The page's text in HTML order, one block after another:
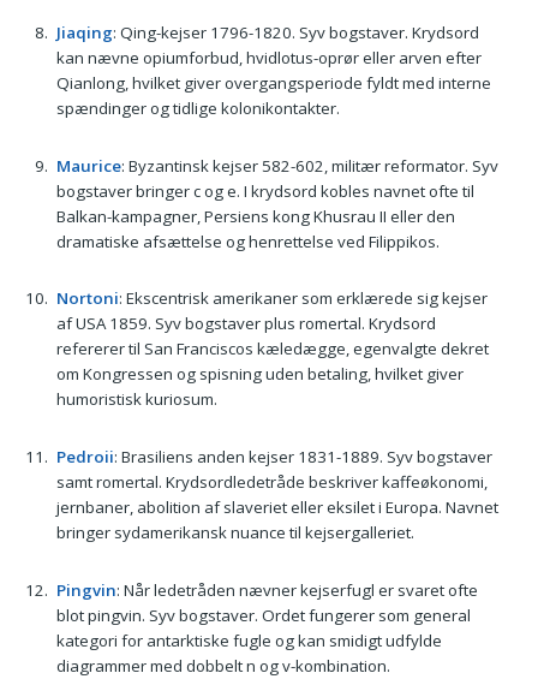
Jiaqing: Qing-kejser 1796-1820. Syv bogstaver. Krydsord
kan nævne opiumforbud, hvidlotus-oprør eller arven efter
Qianlong, hvilket giver overgangsperiode fyldt med interne
spændinger og tidlige kolonikontakter.
Maurice: Byzantinsk kejser 582-602, militær reformator. Syv
bogstaver bringer c og e. I krydsord kobles navnet ofte til
Balkan-kampagner, Persiens kong Khusrau II eller den
dramatiske afsættelse og henrettelse ved Filippikos.
Nortoni: Ekscentrisk amerikaner som erklærede sig kejser
af USA 1859. Syv bogstaver plus romertal. Krydsord
refererer til San Franciscos kæledægge, egenvalgte dekret
om Kongressen og spisning uden betaling, hvilket giver
humoristisk kuriosum.
Pedroii: Brasiliens anden kejser 1831-1889. Syv bogstaver
samt romertal. Krydsordledetråde beskriver kaffeøkonomi,
jernbaner, abolition af slaveriet eller eksilet i Europa. Navnet
bringer sydamerikansk nuance til kejsergalleriet.
Pingvin: Når ledetråden nævner kejserfugl er svaret ofte
blot pingvin. Syv bogstaver. Ordet fungerer som general
kategori for antarktiske fugle og kan smidigt udfylde
diagrammer med dobbelt n og v-kombination.